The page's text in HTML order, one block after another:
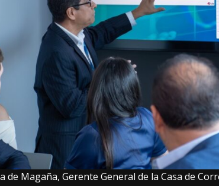
de Magaña, Gerente General de la Casa de